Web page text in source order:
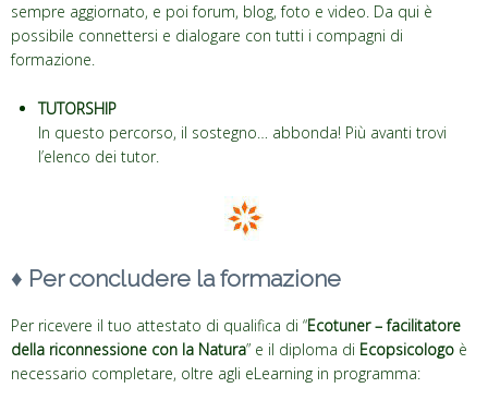
sempre aggiornato, e poi forum, blog, foto e video. Da qui è
possibile connettersi e dialogare con tutti i compagni di
formazione.
TUTORSHIP
In questo percorso, il sostegno… abbonda! Più avanti trovi
l’elenco dei tutor.
♦ Per concludere la formazione
Per ricevere il tuo attestato di qualifica di “Ecotuner – facilitatore
della riconnessione con la Natura” e il diploma di Ecopsicologo è
necessario completare, oltre agli eLearning in programma: